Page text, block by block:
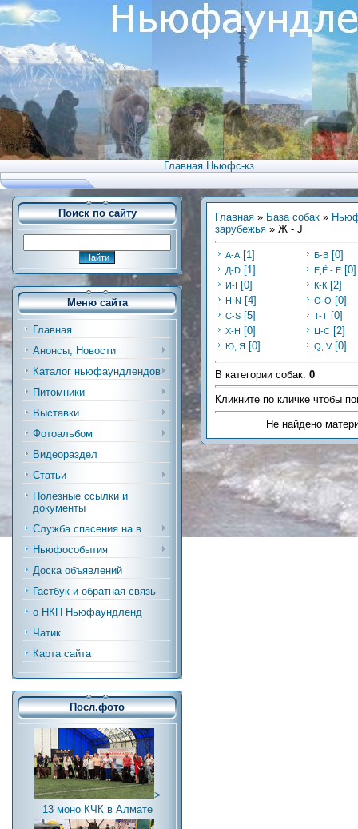
Главная Ньюфс-кз
Поиск по сайту
Меню сайта
Главная
Анонсы, Новости
Каталог ньюфаундлендов
Питомники
Выставки
Фотоальбом
Видеораздел
Статьи
Полезные ссылки и
документы
Служба спасения на в...
Ньюфособытия
Доска объявлений
Гастбук и обратная связь
о НКП Ньюфаундленд
Чатик
Карта сайта
Посл.фото
>
13 моно КЧК в Алмате
Главная » База собак »
зарубежья » Ж - J
А-А [1] Б-В [0]
Д-D [1] E,Ё - Е [0]
И-I [0] К-К [2]
H-N [4] O-O [0]
C-S [5] T-T [0]
Х-H [0] Ц-C [2]
Ю, Я [0] Q, V [0]
В категории собак: 0
Кликните по кличке чтобы
Не найдено